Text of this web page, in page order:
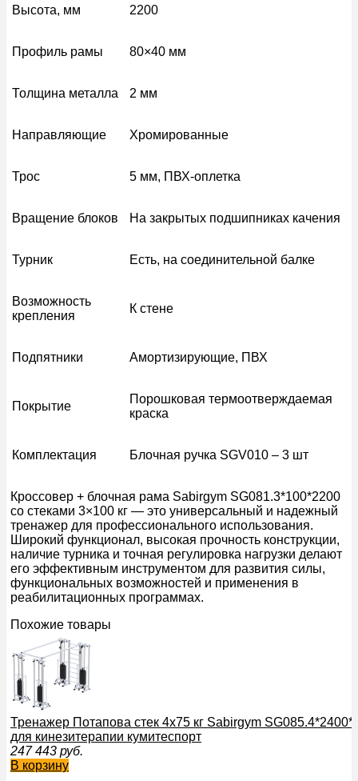
Высота, мм 2200
Профиль рамы 80×40 мм
Толщина металла 2 мм
Направляющие Хромированные
Трос 5 мм, ПВХ-оплетка
Вращение блоков На закрытых подшипниках качения
Турник Есть, на соединительной балке
Возможность
крепления
К стене
Подпятники Амортизирующие, ПВХ
Покрытие
Порошковая термоотверждаемая
краска
Комплектация Блочная ручка SGV010 – 3 шт
Кроссовер + блочная рама Sabirgym SG081.3*100*2200
со стеками 3×100 кг — это универсальный и надежный
тренажер для профессионального использования.
Широкий функционал, высокая прочность конструкции,
наличие турника и точная регулировка нагрузки делают
его эффективным инструментом для развития силы,
функциональных возможностей и применения в
реабилитационных программах.
Похожие товары
Тренажер Потапова стек 4х75 кг Sabirgym
для кинезитерапии кумитеспорт
247 443 руб.
В корзину